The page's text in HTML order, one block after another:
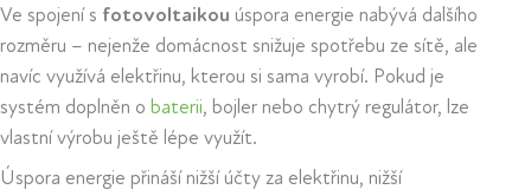
Ve spojení s fotovoltaikou úspora energie nabývá dalšího
rozměru – nejenže domácnost snižuje spotřebu ze sítě, ale
navíc využívá elektřinu, kterou si sama vyrobí. Pokud je
systém doplněn o baterii, bojler nebo chytrý regulátor, lze
vlastní výrobu ještě lépe využít.
Úspora energie přináší nižší účty za elektřinu, nižší